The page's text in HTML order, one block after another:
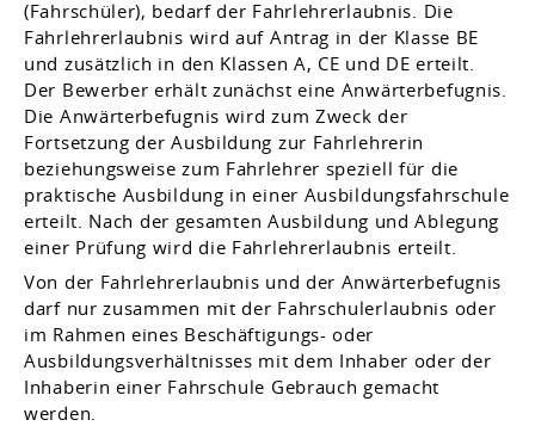
(Fahrschüler), bedarf der Fahrlehrerlaubnis. Die
Fahrlehrerlaubnis wird auf Antrag in der Klasse BE
und zusätzlich in den Klassen A, CE und DE erteilt.
Der Bewerber erhält zunächst eine Anwärterbefugnis.
Die Anwärterbefugnis wird zum Zweck der
Fortsetzung der Ausbildung zur Fahrlehrerin
beziehungsweise zum Fahrlehrer speziell für die
praktische Ausbildung in einer Ausbildungsfahrschule
erteilt. Nach der gesamten Ausbildung und Ablegung
einer Prüfung wird die Fahrlehrerlaubnis erteilt.
Von der Fahrlehrerlaubnis und der Anwärterbefugnis
darf nur zusammen mit der Fahrschulerlaubnis oder
im Rahmen eines Beschäftigungs- oder
Ausbildungsverhältnisses mit dem Inhaber oder der
Inhaberin einer Fahrschule Gebrauch gemacht
werden.